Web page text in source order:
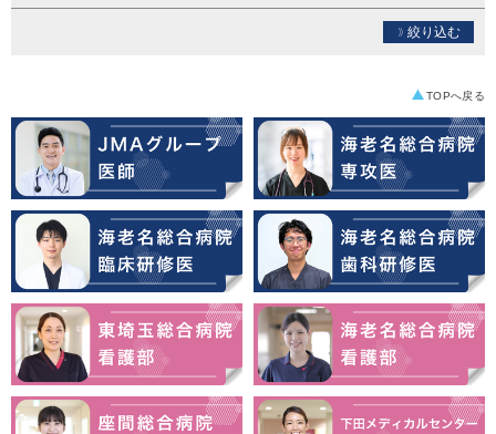
絞り込む
TOPへ戻る